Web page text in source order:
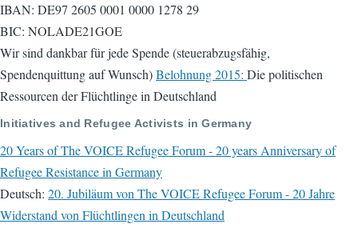
IBAN: DE97 2605 0001 0000 1278 29
BIC: NOLADE21GOE
Wir sind dankbar für jede Spende (steuerabzugsfähig,
Spendenquittung auf Wunsch)Belohnung 2015: Die politischen
Ressourcen der Flüchtlinge in Deutschland
Initiatives and Refugee Activists in Germany
20 Years of The VOICE Refugee Forum - 20 years Anniversary of
Refugee Resistance in Germany
Deutsch: 20. Jubiläum von The VOICE Refugee Forum - 20 Jahre
Widerstand von Flüchtlingen in Deutschland